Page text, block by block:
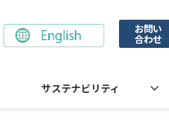
お問い
合わせ
サステナビリティ